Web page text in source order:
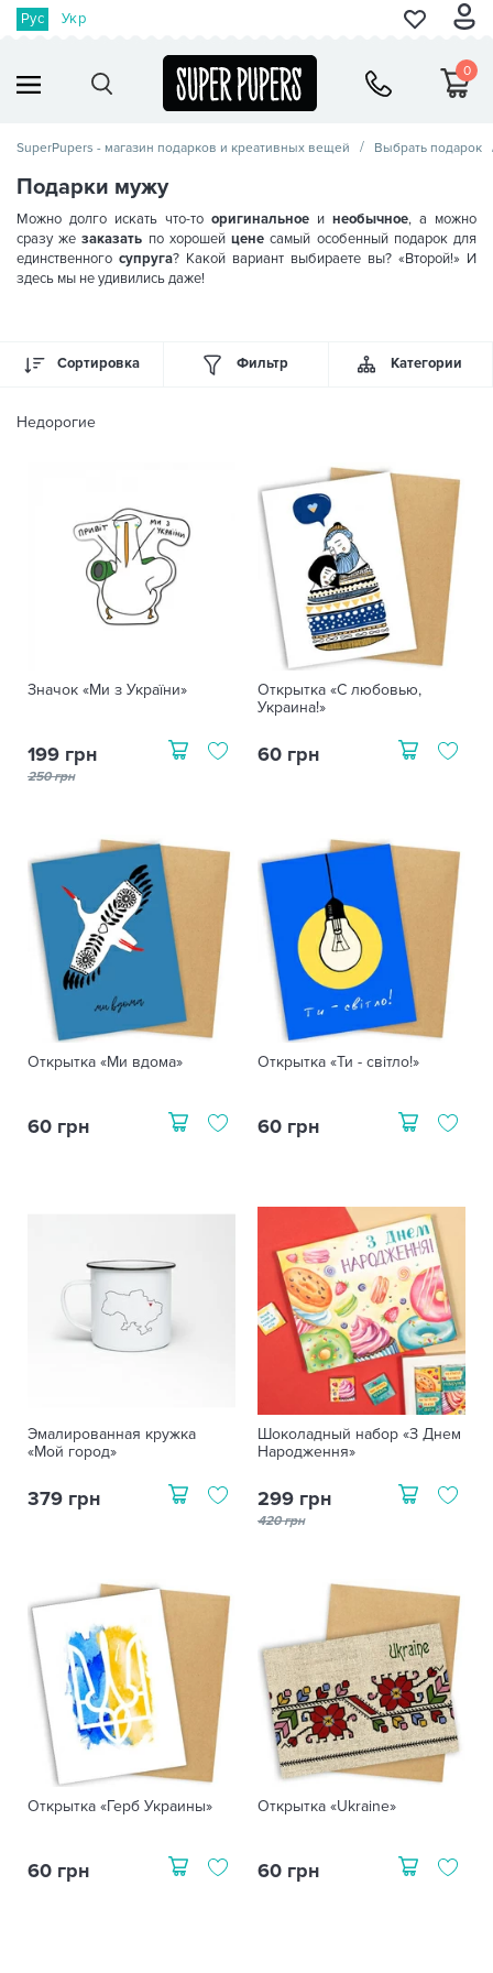
Рус Укр
0
SuperPupers - магазин подарков и креативных вещей Выбрать подарок
Подарки мужу
Можно долго искать что-то оригинальное и необычное, а можно
сразу жезаказать по хорошейцене самый особенный подарок для
единственного супруга? Какой вариант выбираете вы? «Второй!» И
здесь мы не удивились даже!
Сортировка Фильтр Категории
Недорогие
Значок «Ми з України»
199 грн
250 грн
Открытка «С любовью,
Украина!»
60 грн
Открытка «Ми вдома»
60 грн
Открытка «Ти - світло!»
60 грн
Эмалированная кружка
«Мой город»
379 грн
Шоколадный набор «З Днем
Народження»
299 грн
420 грн
Открытка «Герб Украины»
60 грн
Открытка «Ukraine»
60 грн